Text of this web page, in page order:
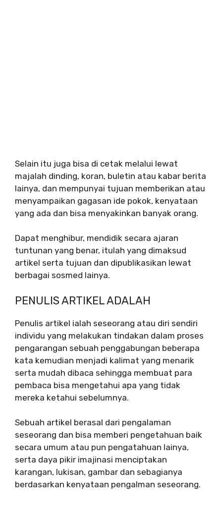
Selain itu juga bisa di cetak melalui lewat
majalah dinding, koran, buletin atau kabar berita
lainya, dan mempunyai tujuan memberikan atau
menyampaikan gagasan ide pokok, kenyataan
yang ada dan bisa menyakinkan banyak orang.
Dapat menghibur, mendidik secara ajaran
tuntunan yang benar, itulah yang dimaksud
artikel serta tujuan dan dipublikasikan lewat
berbagai sosmed lainya.
PENULIS ARTIKEL ADALAH
Penulis artikel ialah seseorang atau diri sendiri
individu yang melakukan tindakan dalam proses
pengarangan sebuah penggabungan beberapa
kata kemudian menjadi kalimat yang menarik
serta mudah dibaca sehingga membuat para
pembaca bisa mengetahui apa yang tidak
mereka ketahui sebelumnya.
Sebuah artikel berasal dari pengalaman
seseorang dan bisa memberi pengetahuan baik
secara umum atau pun pengatahuan lainya,
serta daya pikir imajinasi menciptakan
karangan, lukisan, gambar dan sebagianya
berdasarkan kenyataan pengalman seseorang.